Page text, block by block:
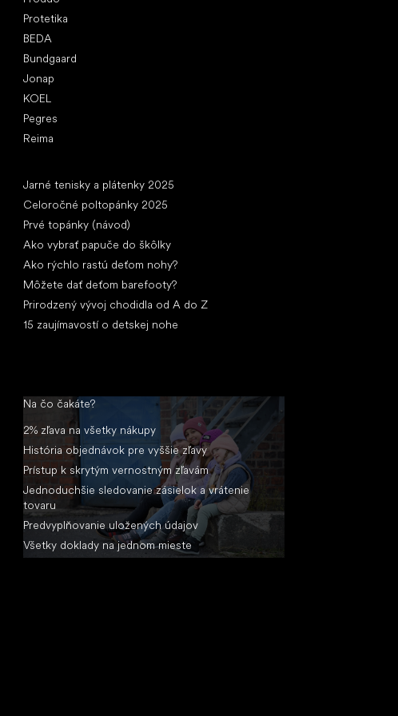
Protetika
BEDA
Bundgaard
Jonap
KOEL
Pegres
Reima
Jarné tenisky a plátenky 2025
Celoročné poltopánky 2025
Prvé topánky (návod)
Ako vybrať papuče do škôlky
Ako rýchlo rastú deťom nohy?
Môžete dať deťom barefooty?
Prirodzený vývoj chodidla od A do Z
15 zaujímavostí o detskej nohe
Na čo čakáte?
2% zľava na všetky nákupy
História objednávok pre vyššie zľavy
Prístup k skrytým vernostným zľavám
Jednoduchšie sledovanie zásielok a vrátenie
tovaru
Predvyplňovanie uložených údajov
Všetky doklady na jednom mieste